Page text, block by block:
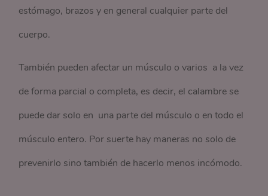
estómago, brazos y en general cualquier parte del
cuerpo.
También pueden afectar un músculo o varios a la vez
de forma parcial o completa, es decir, el calambre se
puede dar solo en una parte del músculo o en todo el
músculo entero. Por suerte hay maneras no solo de
prevenirlo sino también de hacerlo menos incómodo.